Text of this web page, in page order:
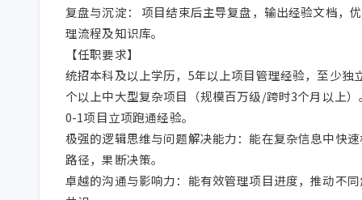
复盘与沉淀： 项目结束后主导复盘，输出经验文档，
理流程及知识库。
【任职要求】
统招本科及以上学历，5年以上项目管理经验，至少独
个以上中大型复杂项目（规模百万级/跨时3个月以上
0-1项目立项跑通经验。
极强的逻辑思维与问题解决能力：能在复杂信息中快
路径，果断决策。
卓越的沟通与影响力：能有效管理项目进度，推动不